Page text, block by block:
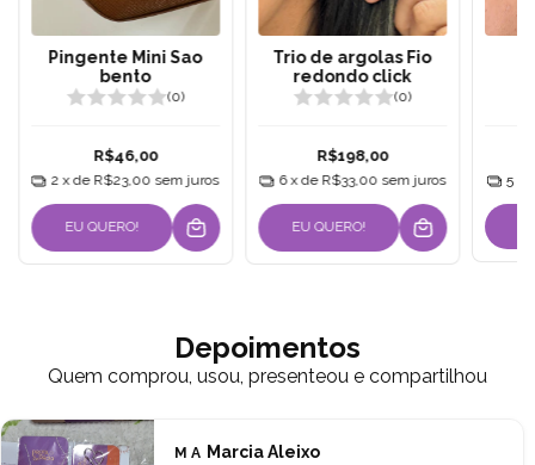
Pingente Mini Sao
bento
(0)
R$46,00
2 x de R$23,00 sem juros
EU QUERO!
Trio de argolas Fio
redondo click
(0)
R$198,00
6 x de R$33,00 sem juros
EU QUERO!
5
Depoimentos
Quem comprou, usou, presenteou e compartilhou
M A Marcia Aleixo